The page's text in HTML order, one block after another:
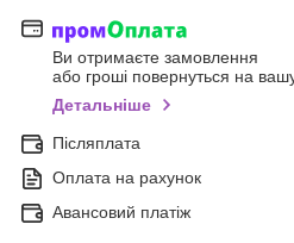
Ви отримаєте замовлення
або гроші повернуться на
Детальніше
Післяплата
Оплата на рахунок
Авансовий платіж